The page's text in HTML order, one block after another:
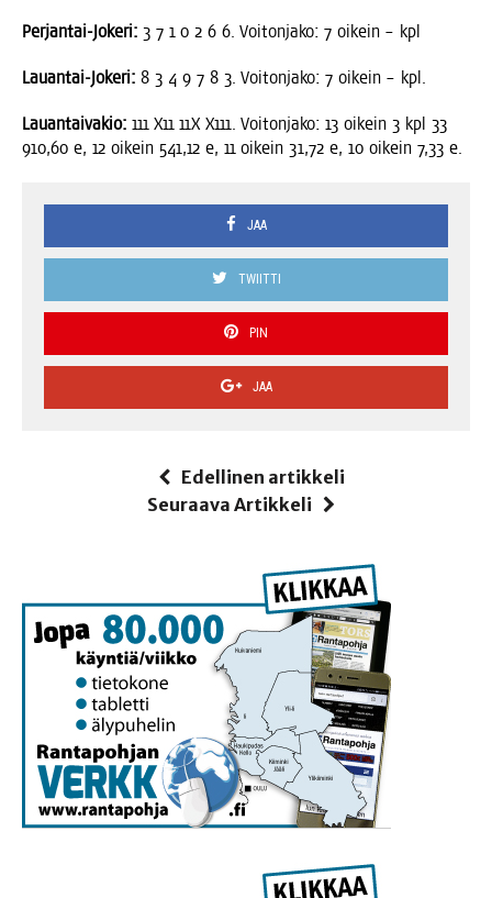
Per­jan­tai-Joke­ri: 3 7 1 0 2 6 6. Voi­ton­ja­ko: 7 oikein – kpl
Lau­an­tai-Joke­ri: 8 3 4 9 7 8 3. Voi­ton­ja­ko: 7 oikein – kpl.
Lau­an­tai­va­kio: 111 X11 11X X111. Voi­ton­ja­ko: 13 oikein 3 kpl 33
910,60 e, 12 oikein 541,12 e, 11 oikein 31,72 e, 10 oikein 7,33 e.
JAA
TWIITTI
PIN
JAA
Edellinen artikkeli
Seuraava Artikkeli